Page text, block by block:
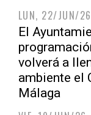
LUN, 22/JUN/26
El
volverá a
ambiente el
Málaga